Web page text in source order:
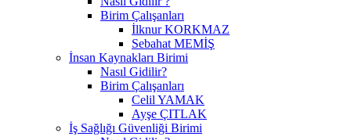
Birim Çalışanları
İlknur KORKMAZ
Sebahat MEMİŞ
İnsan Kaynakları Birimi
Nasıl Gidilir?
Birim Çalışanları
Celil YAMAK
Ayşe ÇITLAK
İş Sağlığı Güvenliği Birimi